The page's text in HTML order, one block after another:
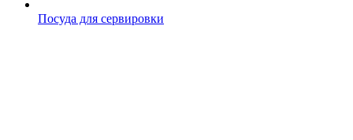
Посуда для сервировки